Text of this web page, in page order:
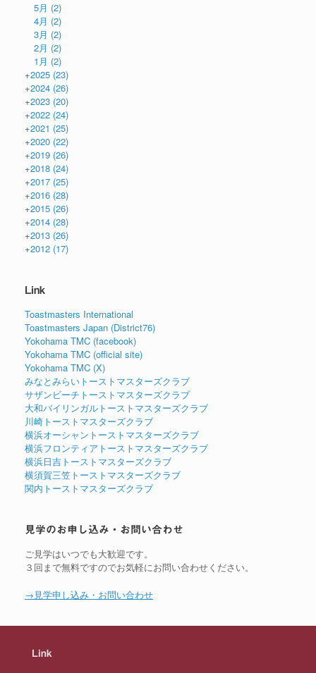
5月 (2)
4月 (2)
3月 (2)
2月 (2)
1月 (2)
+2025 (23)
+2024 (26)
+2023 (20)
+2022 (24)
+2021 (25)
+2020 (22)
+2019 (26)
+2018 (24)
+2017 (25)
+2016 (28)
+2015 (26)
+2014 (28)
+2013 (26)
+2012 (17)
Link
Toastmasters International
Toastmasters Japan (District76)
Yokohama TMC (facebook)
Yokohama TMC (official site)
Yokohama TMC (X)
みなとみらいトーストマスターズクラブ
サザンビーチトーストマスターズクラブ
大和バイリンガルトーストマスターズクラブ
川崎トーストマスターズクラブ
横浜オーシャントーストマスターズクラブ
横浜フロンティアトーストマスターズクラブ
横浜日吉トーストマスターズクラブ
横須賀三笠トーストマスターズクラブ
関内トーストマスターズクラブ
見学のお申し込み・お問い合わせ
ご見学はいつでも大歓迎です。
３回まで無料ですのでお気軽にお問い合わせください。
→見学申し込み・お問い合わせ
Link